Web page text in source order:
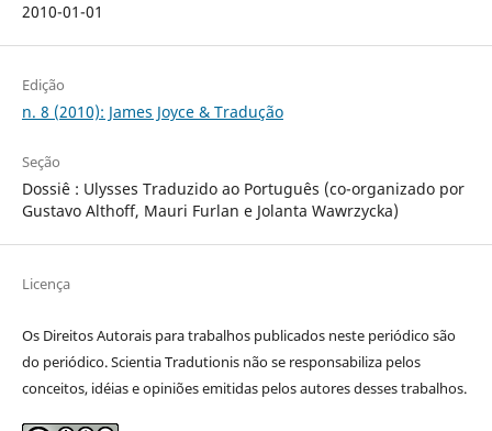
2010-01-01
Edição
n. 8 (2010): James Joyce & Tradução
Seção
Dossiê : Ulysses Traduzido ao Português (co-organizado por
Gustavo Althoff, Mauri Furlan e Jolanta Wawrzycka)
Licença
Os Direitos Autorais para trabalhos publicados neste periódico são
do periódico. Scientia Tradutionis não se responsabiliza pelos
conceitos, idéias e opiniões emitidas pelos autores desses trabalhos.